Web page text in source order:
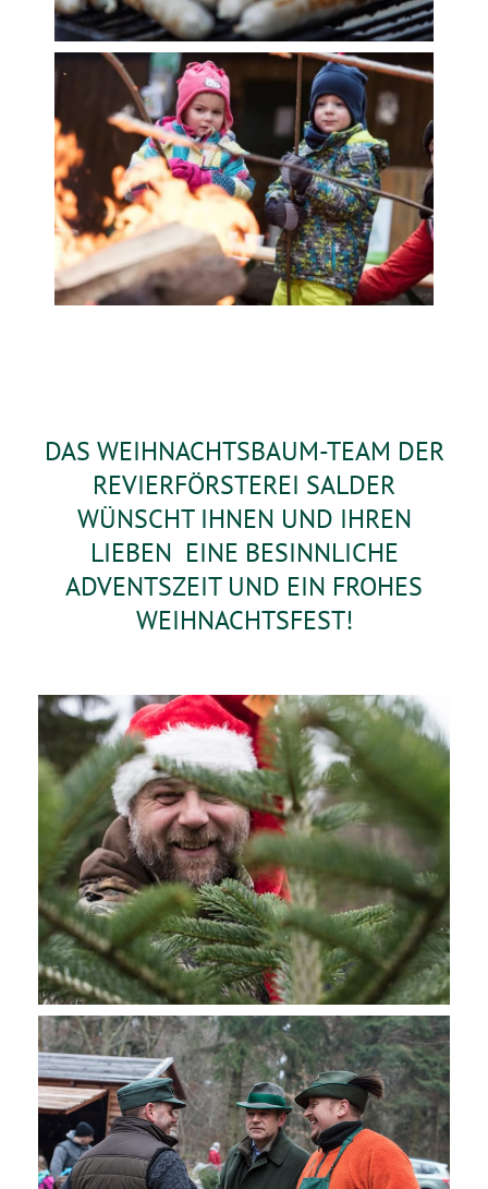
DAS WEIHNACHTSBAUM-TEAM DER
REVIERFÖRSTEREI SALDER
WÜNSCHT IHNEN UND IHREN
LIEBEN EINE BESINNLICHE
ADVENTSZEIT UND EIN FROHES
WEIHNACHTSFEST!